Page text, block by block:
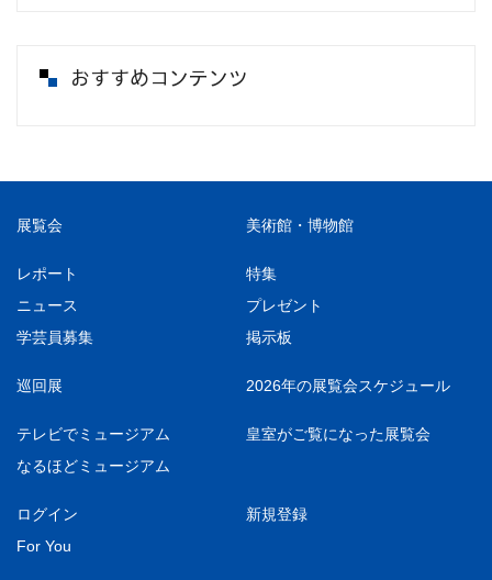
おすすめコンテンツ
展覧会 美術館・博物館
レポート
特集
ニュース
プレゼント
学芸員募集
掲示板
巡回展 2026年の展覧会スケジュール
テレビでミュージアム
皇室がご覧になった展覧会
なるほどミュージアム
ログイン
新規登録
For You